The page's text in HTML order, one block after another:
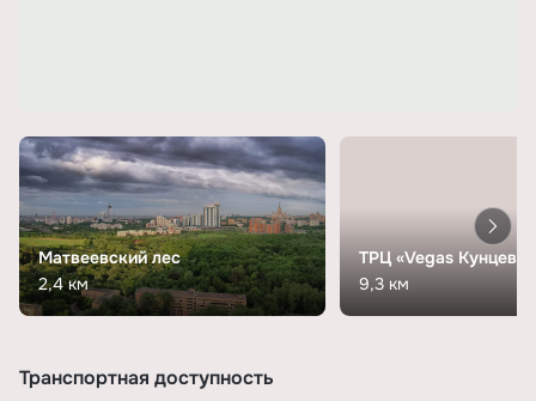
Матвеевский лес
2,4 км
ТРЦ «Vegas Кунцево»
9,3 км
Транспортная доступность